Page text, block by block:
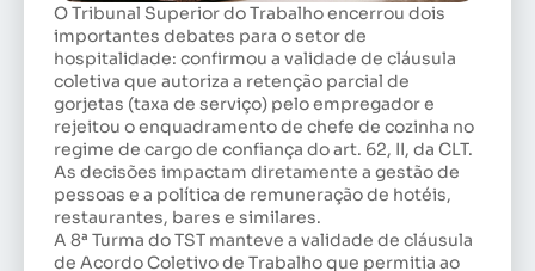
O Tribunal Superior do Trabalho encerrou dois
importantes debates para o setor de
hospitalidade: confirmou a validade de cláusula
coletiva que autoriza a retenção parcial de
gorjetas (taxa de serviço) pelo empregador e
rejeitou o enquadramento de chefe de cozinha no
regime de cargo de confiança do art. 62, II, da CLT.
As decisões impactam diretamente a gestão de
pessoas e a política de remuneração de hotéis,
restaurantes, bares e similares.
A 8ª Turma do TST manteve a validade de cláusula
de Acordo Coletivo de Trabalho que permitia ao